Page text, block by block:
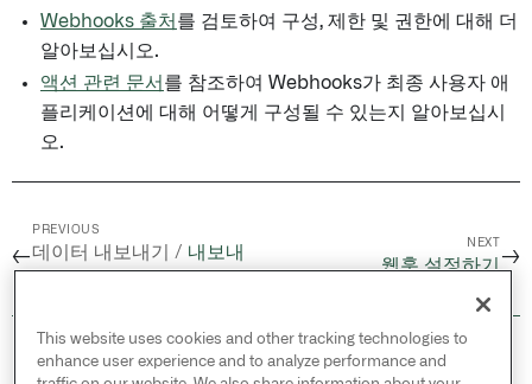
Webhooks 출처 를 검토하여 구성, 제한 및 권한에 대해 더
알아보십시오.
액션 관련 문서 를 참조하여 Webhooks가 최종 사용자 애
플리케이션에 대해 어떻게 구성될 수 있는지 알아보십시
오.
←
PREVIOUS
데이터 내보내기 / 내보내
NEXT
웹훅 설정하기 →
© 2026 Palantir Technologies Inc. All rights
reserved.
This website uses cookies and other tracking technologies to
enhance user experience and to analyze performance and